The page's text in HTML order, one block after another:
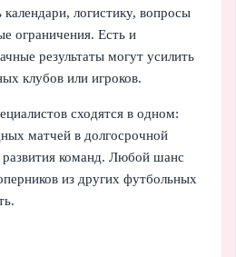
календари, логистику, вопросы
ограничения. Есть и
результаты могут усилить
клубов или игроков.
сходятся в одном:
матчей в долгосрочной
развития команд. Любой шанс
из других футбольных